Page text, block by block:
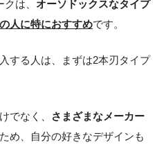
は、 オーソドックスなタイプ
人に特におすすめです。
する人は、まずは2本刃タイプ
でなく、
さまざまなメーカー
め、自分の好きなデザインも